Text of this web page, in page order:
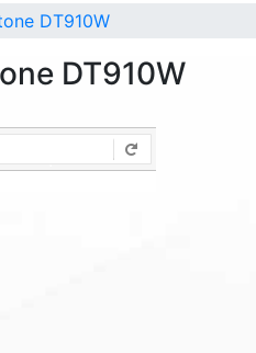
DT910W
DT910W